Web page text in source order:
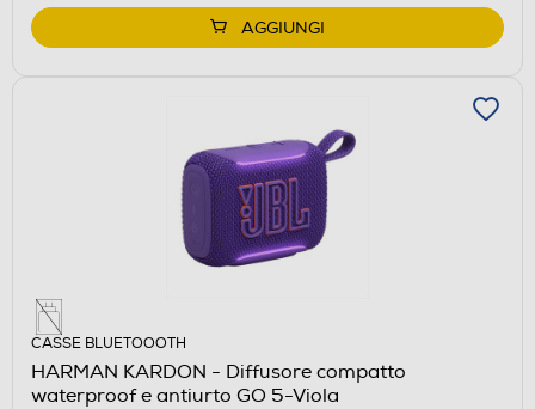
AGGIUNGI
CASSE BLUETOOOTH
HARMAN KARDON - Diffusore compatto
waterproof e antiurto GO 5-Viola